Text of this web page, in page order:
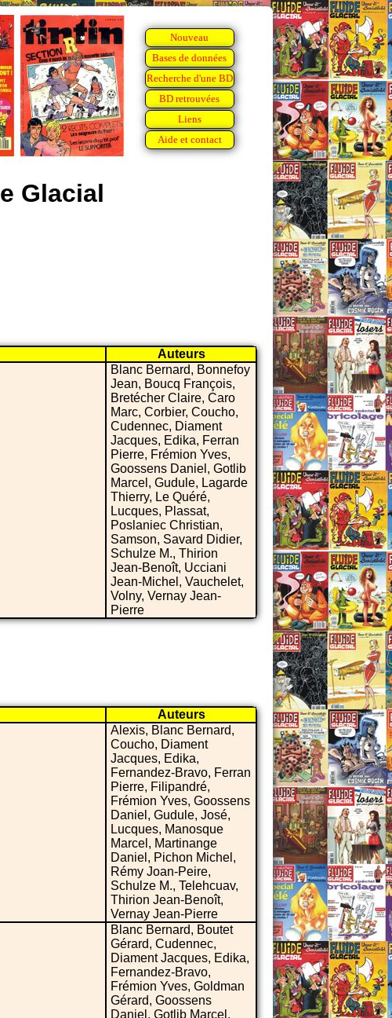
Nouveau
Bases de données
Recherche d'une BD
BD retrouvées
Liens
Aide et contact
Glacial
Auteurs
Blanc Bernard, Bonnefoy
Jean, Boucq François,
Bretécher Claire, Caro
Marc, Corbier, Coucho,
Cudennec, Diament
Jacques, Edika, Ferran
Pierre, Frémion Yves,
Goossens Daniel, Gotlib
Marcel, Gudule, Lagarde
Thierry, Le Quéré,
Lucques, Plassat,
Poslaniec Christian,
Samson, Savard Didier,
Schulze M., Thirion
Jean-Benoît, Ucciani
Jean-Michel, Vauchelet,
Volny, Vernay Jean-
Pierre
Auteurs
Alexis, Blanc Bernard,
Coucho, Diament
Jacques, Edika,
Fernandez-Bravo, Ferran
Pierre, Filipandré,
Frémion Yves, Goossens
Daniel, Gudule, José,
Lucques, Manosque
Marcel, Martinange
Daniel, Pichon Michel,
Rémy Joan-Peire,
Schulze M., Telehcuav,
Thirion Jean-Benoît,
Vernay Jean-Pierre
Blanc Bernard, Boutet
Gérard, Cudennec,
Diament Jacques, Edika,
Fernandez-Bravo,
Frémion Yves, Goldman
Gérard, Goossens
Daniel, Gotlib Marcel,